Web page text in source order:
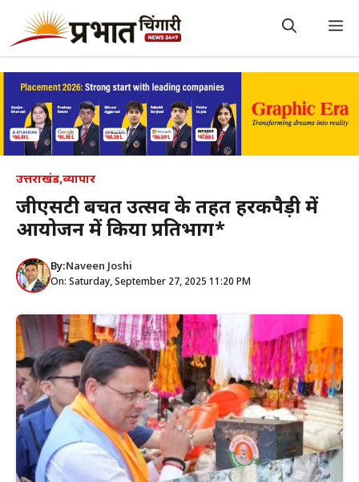
content
उत्तराखंड,व्यापार
जीएसटी बचत उत्सव के तहत हरकीपैड़ी में
आयोजन में किया प्रतिभाग*
By:Naveen Joshi
On: Saturday, September 27, 2025 11:20 PM